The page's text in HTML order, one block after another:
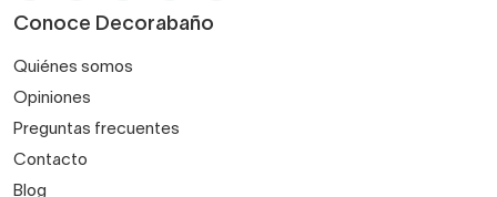
Conoce Decorabaño
Quiénes somos
Opiniones
Preguntas frecuentes
Contacto
Blog